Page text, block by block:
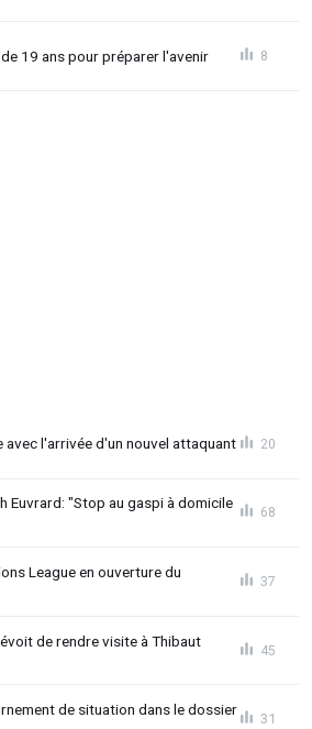
19 ans pour préparer l'avenir 8
avec l'arrivée d'un nouvel attaquant 20
Euvrard: "Stop au gaspi à domicile
68
League en ouverture du
37
de rendre visite à Thibaut
45
de situation dans le dossier
31